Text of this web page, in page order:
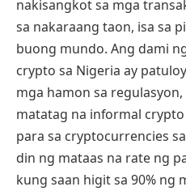
nakisangkot sa mga
sa nakaraang taon, isa sa
buong mundo. Ang dami
crypto sa Nigeria ay
mga hamon sa
matatag na informal
para sa cryptocurrencies
din ng mataas na rate ng
kung saan higit sa 90% ng